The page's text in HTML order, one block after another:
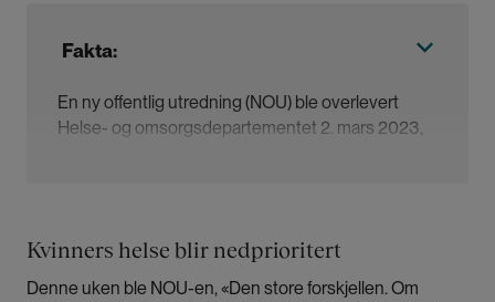
Fakta:
En ny offentlig utredning (NOU) ble overlevert
Helse- og omsorgsdepartementet 2. mars 2023,
Utvalget har sett på utfordringer blant kvinner når
Kvinners helse blir nedprioritert
Denne uken ble NOU-en, «Den store forskjellen. Om